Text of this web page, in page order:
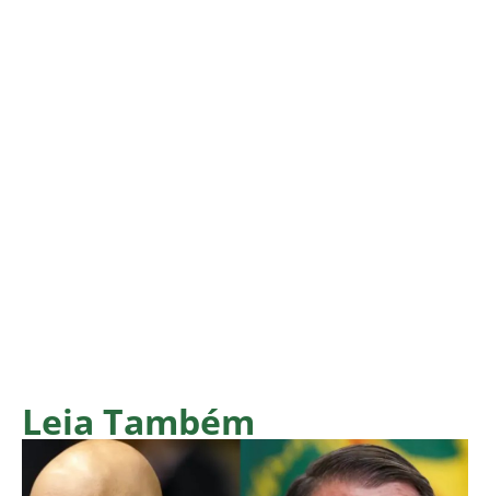
Leia Também